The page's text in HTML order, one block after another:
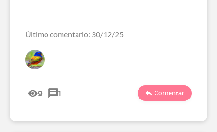
Último comentario: 30/12/25
9 1 Comentar